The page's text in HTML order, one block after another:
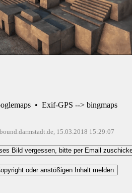
• Exif-GPS --> bingmaps
15.03.2018 15:29:07